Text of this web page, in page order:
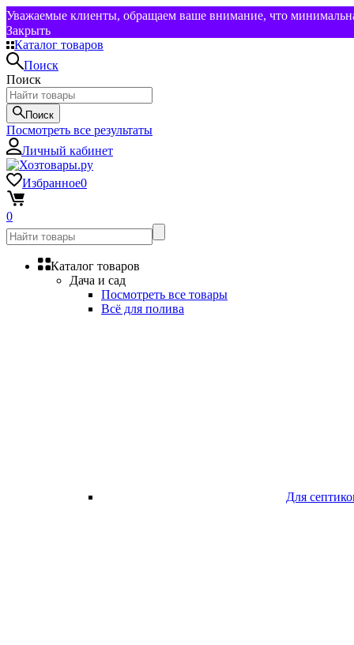
Уважаемые клиенты, обращаем ваше внимание, что
Закрыть
Каталог товаров
Поиск
Поиск
Поиск
Посмотреть все результаты
Личный кабинет
Избранное0
0
Каталог товаров
Дача и сад
Посмотреть все товары
Всё для полива
Для